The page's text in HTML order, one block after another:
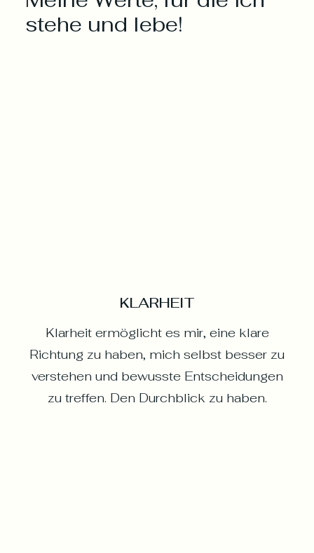
stehe und lebe!
KLARHEIT
Klarheit ermöglicht es mir, eine klare
Richtung zu haben, mich selbst besser zu
verstehen und bewusste Entscheidungen
zu treffen. Den Durchblick zu haben.